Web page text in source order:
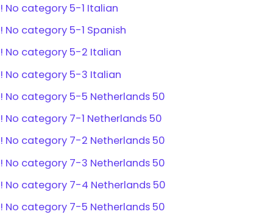
! No category 5-1 Italian
! No category 5-1 Spanish
! No category 5-2 Italian
! No category 5-3 Italian
! No category 5-5 Netherlands 50
! No category 7-1 Netherlands 50
! No category 7-2 Netherlands 50
! No category 7-3 Netherlands 50
! No category 7-4 Netherlands 50
! No category 7-5 Netherlands 50